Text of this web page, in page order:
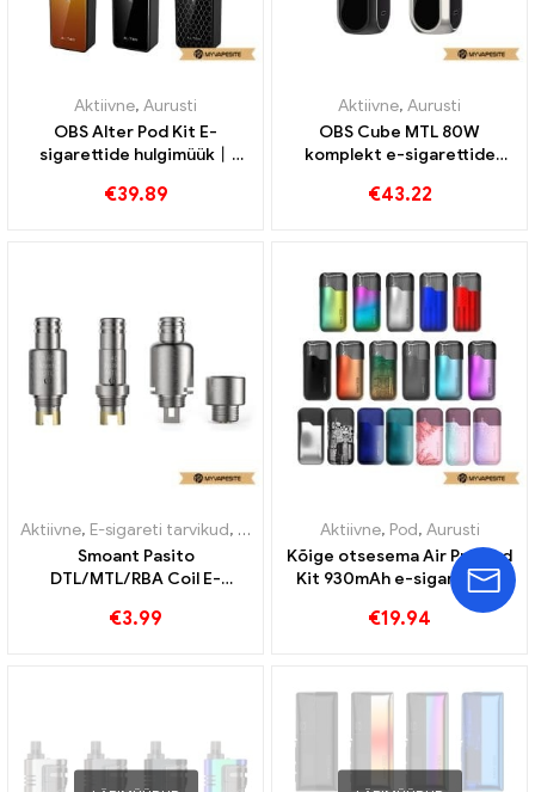
Aktiivne, Aurusti
OBS Alter Pod Kit E-
sigarettide hulgimüük丨
€39.89
Aktiivne, Aurusti
OBS Cube MTL 80W
komplekt e-sigarettide
€43.22
Aktiivne, E-sigareti tarvikud, Aurusti
Smoant Pasito
DTL/MTL/RBA Coil E-
Kohandatud
€3.99
Aktiivne, Pod, Aurusti
Kõige otsesema Air Pro Pod
Kit 930mAh e-sigarettide
hulgimüük丨Kohandatud
€19.94